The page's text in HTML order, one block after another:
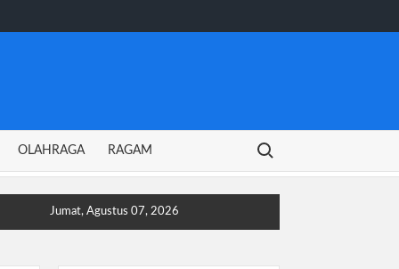
OLAHRAGA RAGAM
Search for:
Jumat, Agustus 07, 2026